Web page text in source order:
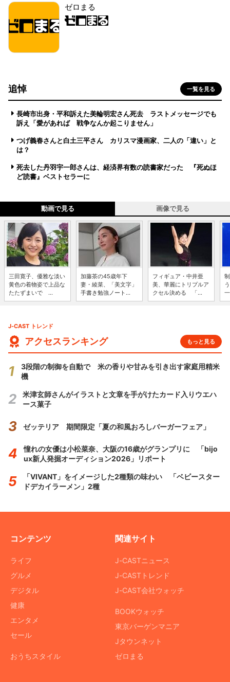
ゼロまる
追悼 一覧を見る
長崎市出身・平和訴えた美輪明宏さん死去 ラストメッセージでも
訴え「愛があれば 戦争なんか起こりません」
つげ義春さんと白土三平さん カリスマ漫画家、二人の「違い」と
は？
死去した丹羽宇一郎さんは、経済界有数の読書家だった 『死ぬほ
ど読書』ベストセラーに
動画で見る 画像で見る
三田寛子、優雅な淡い
黄色の着物姿で上品な
たたずまいで ...
加藤茶の45歳年下
妻・綾菜、「美文字」
手書き勉強ノート...
フィギュア・中井亜
美、華麗にトリプルア
クセル決める 「...
J-CAST トレンド
アクセスランキング もっと見る
3段階の制御を自動で 米の香りや甘みを引き出す家庭用精米
機
米津玄師さんがイラストと文章を手がけたカード入りウエハ
ース菓子
ゼッテリア 期間限定「夏の和風おろしバーガーフェア」
憧れの女優は小松菜奈、大阪の16歳がグランプリに 「bijo
ux新人発掘オーディション2026」リポート
「VIVANT」をイメージした2種類の味わい 「ベビースター
ドデカイラーメン」2種
コンテンツ
ライフ
グルメ
デジタル
健康
エンタメ
セール
おうちスタイル
関連サイト
J-CASTニュース
J-CASTトレンド
J-CAST会社ウォッチ
BOOKウォッチ
東京バーゲンマニア
Jタウンネット
ゼロまる